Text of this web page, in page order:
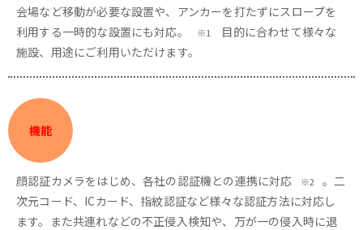
会場など移動が必要な設置や、アンカーを打たずにスロープを
利用する一時的な設置にも対応。
※1
目的に合わせて様々な
施設、用途にご利用いただけます。
機能
顔認証カメラをはじめ、各社の認証機との連携に対応 ※2
。二
次元コード、ICカード、指紋認証など様々な認証方法に対応し
ます。また共連れなどの不正侵入検知や、万が一の侵入時に退